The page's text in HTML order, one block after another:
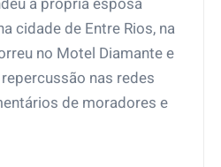
a própria esposa
cidade de Entre Rios, na
no Motel Diamante e
nas redes
de moradores e